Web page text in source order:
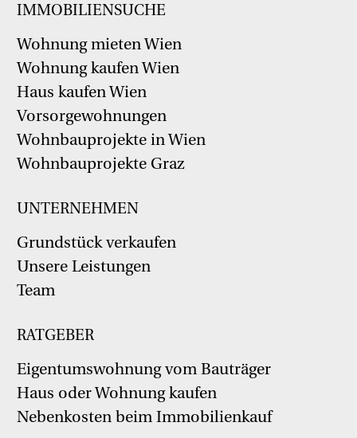
IMMOBILIENSUCHE
Wohnung mieten Wien
Wohnung kaufen Wien
Haus kaufen Wien
Vorsorgewohnungen
Wohnbauprojekte in Wien
Wohnbauprojekte Graz
UNTERNEHMEN
Grundstück verkaufen
Unsere Leistungen
Team
RATGEBER
Eigentumswohnung vom Bauträger
Haus oder Wohnung kaufen
Nebenkosten beim Immobilienkauf